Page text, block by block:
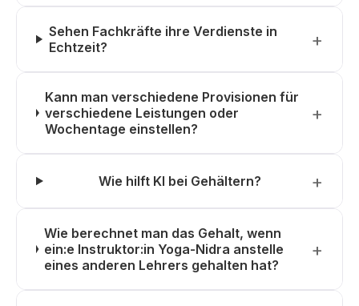
Sehen Fachkräfte ihre Verdienste in
Echtzeit?
Kann man verschiedene Provisionen für
verschiedene Leistungen oder
Wochentage einstellen?
Wie hilft KI bei Gehältern?
Wie berechnet man das Gehalt, wenn
ein:e Instruktor:in Yoga-Nidra anstelle
eines anderen Lehrers gehalten hat?